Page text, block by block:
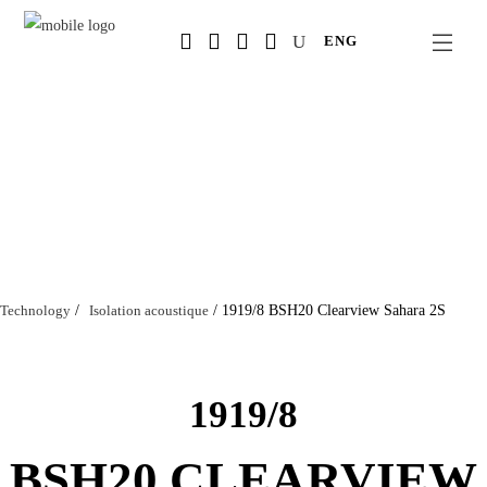
Salta
ENG
Technology / Isolation acoustique / 1919/8 BSH20 Clearview Sahara 2S
1919/8